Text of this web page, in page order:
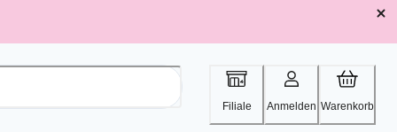
Filiale Anmelden Warenkorb